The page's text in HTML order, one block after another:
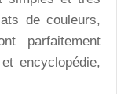
de couleurs,
parfaitement
encyclopédie,